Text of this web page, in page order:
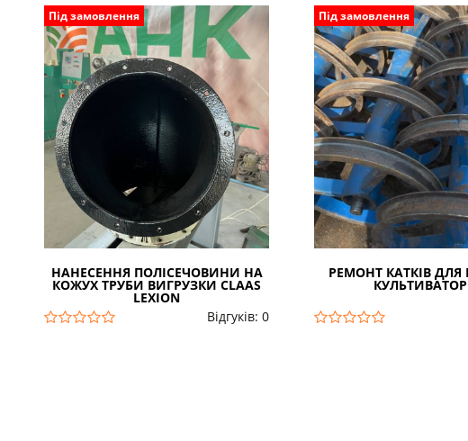
Під замовлення
НАНЕСЕННЯ ПОЛІСЕЧОВИНИ НА
КОЖУХ ТРУБИ ВИГРУЗКИ CLAAS
LEXION
Відгуків: 0
Під замовлення
РЕМОНТ КАТКІВ ДЛЯ